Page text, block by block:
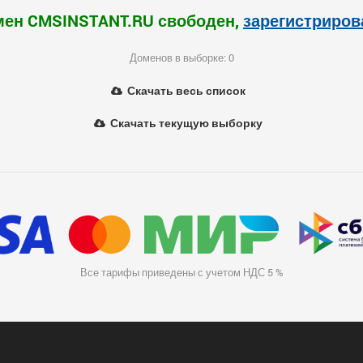
CMSINSTANT.RU свободен,
Доменов в выборке: 0
Скачать весь список
Скачать текущую выборку
Все тарифы приведены с учетом НДС 5 %